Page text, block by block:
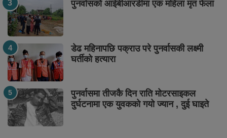
पुनर्वासको आईबीआरडीमा एक महिला मृत फेला
डेढ महिनापछि पक्राउ परे पुनर्वासकी लक्ष्मी
घर्तीको हत्यारा
पुनर्वासमा तीजकै दिन राति मोटरसाइकल
दुर्घटनामा एक युवकको गयो ज्यान , दुई घाइते